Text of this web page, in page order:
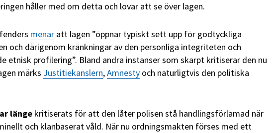
håller med om detta och lovar att se över lagen.
menar att lagen ”öppnar typiskt sett upp för godtyckliga
och därigenom kränkningar av den personliga integriteten och
etnisk profilering”. Bland andra instanser som skarpt kritiserar den nu
märks Justitiekanslern,Amnesty och naturligtvis den politiska
länge kritiserats för att den låter polisen stå handlingsförlamad när
och klanbaserat våld. När nu ordningsmakten förses med ett